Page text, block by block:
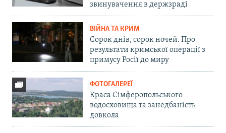
звинувачення в держзраді
ВІЙНА ТА КРИМ
Сорок днів, сорок ночей. Про
результати кримської операції з
примусу Росії до миру
ФОТОГАЛЕРЕЇ
Краса Сімферопольського
водосховища та занедбаність
довкола